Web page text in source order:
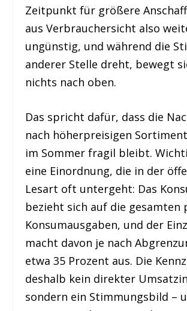
Zeitpunkt für größere
aus Verbrauchersicht also
ungünstig, und während die
anderer Stelle dreht, bewegt
nichts nach oben.
Das spricht dafür, dass die
nach höherpreisigen
im Sommer fragil bleibt.
eine Einordnung, die in der
Lesart oft untergeht: Das
bezieht sich auf die gesamten
Konsumausgaben, und der
macht davon je nach
etwa 35 Prozent aus. Die
deshalb kein direkter
sondern ein Stimmungsbild –